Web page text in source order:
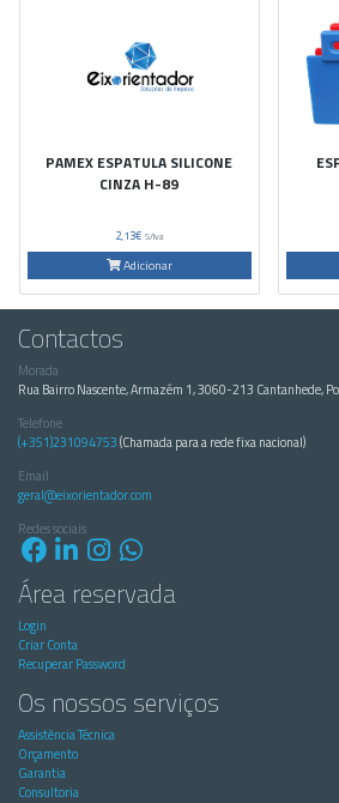
PAMEX ESPATULA SILICONE
CINZA H-89
2,13€ S/Iva
Adicionar
Contactos
Morada
Rua Bairro Nascente, Armazém 1, 3060-213 Cantanhede,
Telefone
(+351)231094753(Chamada para a rede fixa nacional)
Email
geral@eixorientador.com
Redes sociais
Área reservada
Login
Criar Conta
Recuperar Password
Os nossos serviços
Assistência Técnica
Orçamento
Garantia
Consultoria